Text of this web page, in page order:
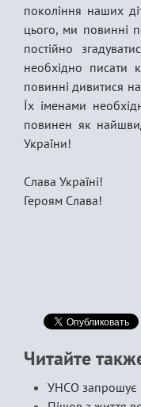
покоління наших
цього, ми повинні
постійно
необхідно писати
повинні дивитися
Їх іменами
повинен як
України!
Слава Україні!
Героям Слава!
Читайте
УНСО запрошує